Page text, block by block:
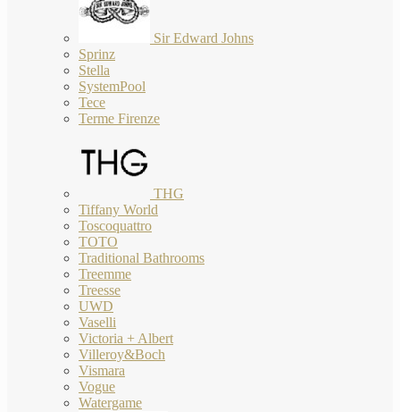
Sir Edward Johns
Sprinz
Stella
SystemPool
Tece
Terme Firenze
THG
Tiffany World
Toscoquattro
TOTO
Traditional Bathrooms
Treemme
Treesse
UWD
Vaselli
Victoria + Albert
Villeroy&Boch
Vismara
Vogue
Watergame